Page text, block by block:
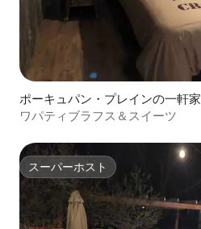
ポーキュパン・プレインの一軒家
ワパティブラフス＆スイーツ
スーパーホスト
スーパーホスト